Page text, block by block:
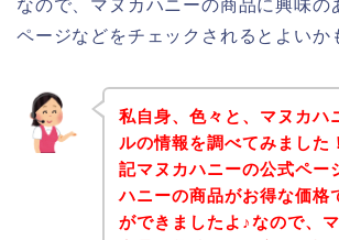
なので、マヌカハニーの商品に興味の
ページなどをチェックされるとよいか
私自身、色々と、マヌカハ
ルの情報を調べてみました
記マヌカハニーの公式ペー
ハニーの商品がお得な価格
ができましたよ♪なので、